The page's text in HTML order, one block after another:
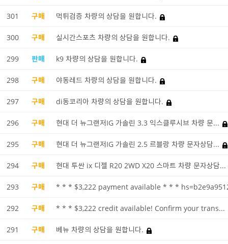
301 구매 먹튀검증 차량의 상담을 원합니다.
300 구매 실시간스포츠 차량의 상담을 원합니다.
299 판매 k9 차량의 상담을 원합니다.
298 구매 야동레드 차량의 상담을 원합니다.
297 구매 di동코리아 차량의 상담을 원합니다.
296 구매 현대 더 뉴그랜저IG 가솔린 3.3 익스클루시브 차량 문...
295 구매 현대 더 뉴그랜저IG 가솔린 2.5 르블랑 차량 문자상담...
294 구매 현대 투싼 ix 디젤 R20 2WD X20 스마트 차량 문자상담...
293 구매 * * * $3,222 payment available * * *
292 구매 * * * $3,222 credit available! Confirm your trans...
291 구매 베뉴 차량의 상담을 원합니다.